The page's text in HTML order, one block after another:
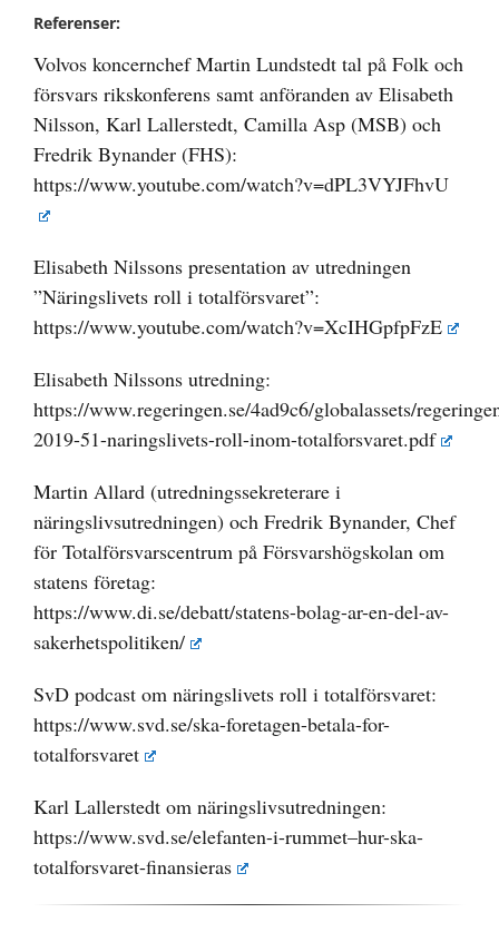
Referenser:
Volvos koncernchef Martin Lundstedt tal på Folk och
försvars rikskonferens samt anföranden av Elisabeth
Nilsson, Karl Lallerstedt, Camilla Asp (MSB) och
Fredrik Bynander (FHS):
https://www.youtube.com/watch?v=dPL3VYJFhvU
Elisabeth Nilssons presentation av utredningen
”Näringslivets roll i totalförsvaret”:
https://www.youtube.com/watch?v=XcIHGpfpFzE
Elisabeth Nilssons utredning:
https://www.regeringen.se/4ad9c6/globalassets/
2019-51-naringslivets-roll-inom-totalforsvaret.pdf
Martin Allard (utredningssekreterare i
näringslivsutredningen) och Fredrik Bynander, Chef
för Totalförsvarscentrum på Försvarshögskolan om
statens företag:
https://www.di.se/debatt/statens-bolag-ar-en-del-av-
sakerhetspolitiken/
SvD podcast om näringslivets roll i totalförsvaret:
https://www.svd.se/ska-foretagen-betala-for-
totalforsvaret
Karl Lallerstedt om näringslivsutredningen:
https://www.svd.se/elefanten-i-rummet–hur-ska-
totalforsvaret-finansieras